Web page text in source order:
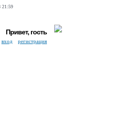
21:59
Привет, гость
вход регистрация